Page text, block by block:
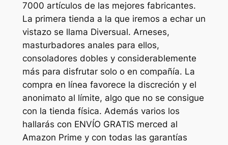
7000 artículos de las mejores fabricantes.
La primera tienda a la que iremos a echar un
vistazo se llama Diversual. Arneses,
masturbadores anales para ellos,
consoladores dobles y considerablemente
más para disfrutar solo o en compañía. La
compra en línea favorece la discreción y el
anonimato al límite, algo que no se consigue
con la tienda física. Además varios los
hallarás con ENVÍO GRATIS merced al
Amazon Prime y con todas las garantías